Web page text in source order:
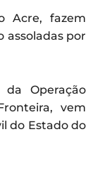
Acre, fazem
assoladas por
Operação
vem
do Estado do